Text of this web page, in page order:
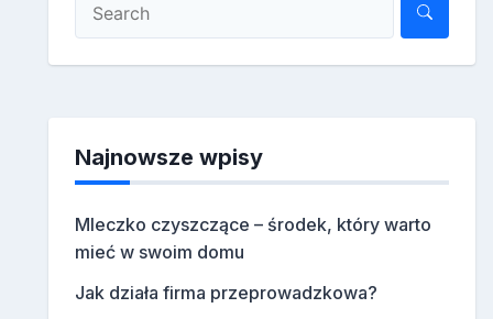
Najnowsze wpisy
Mleczko czyszczące – środek, który warto
mieć w swoim domu
Jak działa firma przeprowadzkowa?